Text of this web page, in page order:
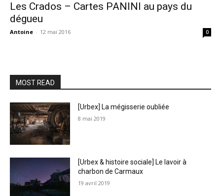
Les Crados – Cartes PANINI au pays du
dégueu
Antoine - 12 mai 2016 0
MOST READ
[Urbex] La mégisserie oubliée
8 mai 2019
[Urbex & histoire sociale] Le lavoir à
charbon de Carmaux
19 avril 2019